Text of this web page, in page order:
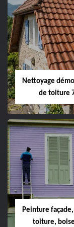
Nettoyage
de toiture
Peinture
toiture,